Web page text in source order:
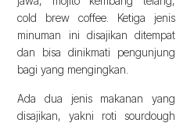
cold brew coffee. Ketiga jenis
minuman ini disajikan ditempat
dan bisa dinikmati pengunjung
bagi yang mengingkan.
Ada dua jenis makanan yang
disajikan, yakni roti sourdough